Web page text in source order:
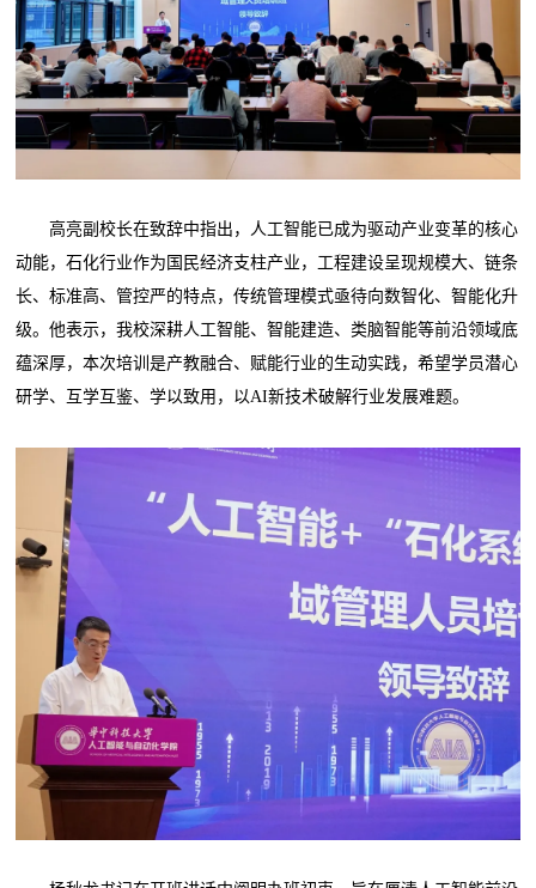
高亮副校长在致辞中指出，人工智能已成为驱动产业变革的核心
动能，石化行业作为国民经济支柱产业，工程建设呈现规模大、链条
长、标准高、管控严的特点，传统管理模式亟待向数智化、智能化升
级。他表示，我校深耕人工智能、智能建造、类脑智能等前沿领域底
蕴深厚，本次培训是产教融合、赋能行业的生动实践，希望学员潜心
研学、互学互鉴、学以致用，以AI新技术破解行业发展难题。